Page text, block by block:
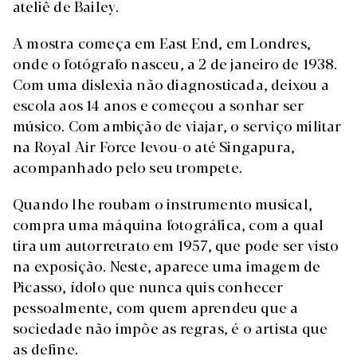
ateliê de Bailey.
A mostra começa em East End, em Londres,
onde o fotógrafo nasceu, a 2 de janeiro de 1938.
Com uma dislexia não diagnosticada, deixou a
escola aos 14 anos e começou a sonhar ser
músico. Com ambição de viajar, o serviço militar
na Royal Air Force levou-o até Singapura,
acompanhado pelo seu trompete.
Quando lhe roubam o instrumento musical,
compra uma máquina fotográfica, com a qual
tira um autorretrato em 1957, que pode ser visto
na exposição. Neste, aparece uma imagem de
Picasso, ídolo que nunca quis conhecer
pessoalmente, com quem aprendeu que a
sociedade não impõe as regras, é o artista que
as define.